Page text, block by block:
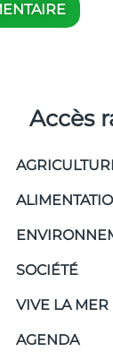
Accès
SOCIÉTÉ
VIVE LA MER
AGENDA